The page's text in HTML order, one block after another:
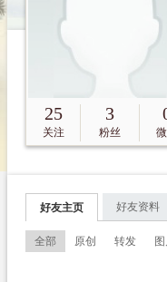
25
关注
3
粉丝
好友主页 好友资料
全部 原创 转发